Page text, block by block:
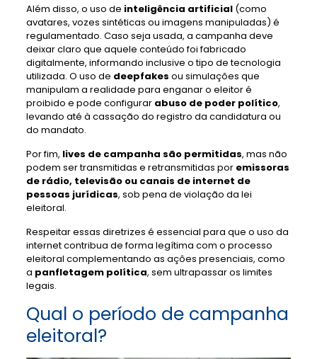
Além disso, o uso de inteligência artificial(como
avatares, vozes sintéticas ou imagens manipuladas) é
regulamentado. Caso seja usada, a campanha deve
deixar claro que aquele conteúdo foi fabricado
digitalmente, informando inclusive o tipo de tecnologia
utilizada. O uso de deepfakes ou simulações que
manipulam a realidade para enganar o eleitor é
proibido e pode configurar abuso de poder político,
levando até à cassação do registro da candidatura ou
do mandato.
Por fim, lives de campanha são permitidas, mas não
podem ser transmitidas e retransmitidas por emissoras
de rádio, televisão ou canais de internet de
pessoas jurídicas, sob pena de violação da lei
eleitoral.
Respeitar essas diretrizes é essencial para que o uso da
internet contribua de forma legítima com o processo
eleitoral complementando as ações presenciais, como
a panfletagem política, sem ultrapassar os limites
legais.
Qual o período de campanha
eleitoral?